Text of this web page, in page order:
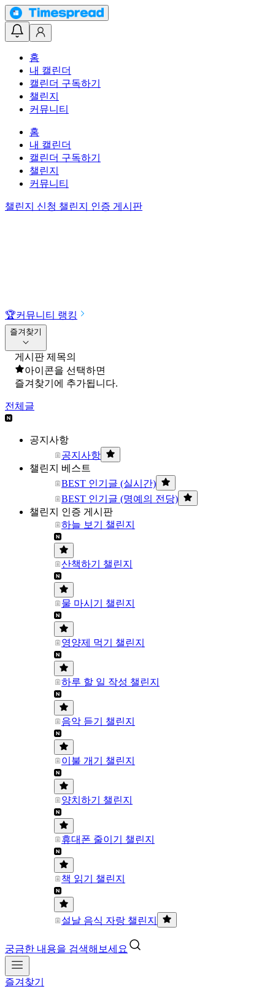
홈
내 캘린더
캘린더 구독하기
챌린지
커뮤니티
홈
내 캘린더
캘린더 구독하기
챌린지
커뮤니티
챌린지 신청 챌린지 인증 게시판
🏆커뮤니티 랭킹
즐겨찾기
게시판 제목의
아이콘을 선택하면
즐겨찾기에 추가됩니다.
전체글
공지사항
공지사항
챌린지 베스트
BEST 인기글 (실시간)
BEST 인기글 (명예의 전당)
챌린지 인증 게시판
하늘 보기 챌린지
산책하기 챌린지
물 마시기 챌린지
영양제 먹기 챌린지
하루 할 일 작성 챌린지
음악 듣기 챌린지
이불 개기 챌린지
양치하기 챌린지
휴대폰 줄이기 챌린지
책 읽기 챌린지
설날 음식 자랑 챌린지
궁금한 내용을 검색해보세요
즐겨찾기